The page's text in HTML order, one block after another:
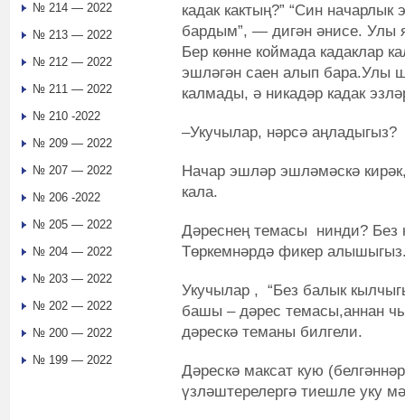
кадак кактың?” “Син начарлык
бардым”, — дигән әнисе. Улы
Бер көнне коймада кадаклар
эшләгән саен алып бара.Улы
калмады, ә никадәр кадак
–Укучылар, нәрсә аңладыгыз?
Начар эшләр эшләмәскә
кала.
Дәреснең темасы нинди? Без
Төркемнәрдә фикер
Укучылар , “Без балык
башы – дәрес темасы,аннан
дәрескә теманы билгели.
Дәрескә максат кую
үзләштерелергә тиешле уку
№ 214 — 2022
№ 213 — 2022
№ 212 — 2022
№ 211 — 2022
№ 210 -2022
№ 209 — 2022
№ 207 — 2022
№ 206 -2022
№ 205 — 2022
№ 204 — 2022
№ 203 — 2022
№ 202 — 2022
№ 200 — 2022
№ 199 — 2022